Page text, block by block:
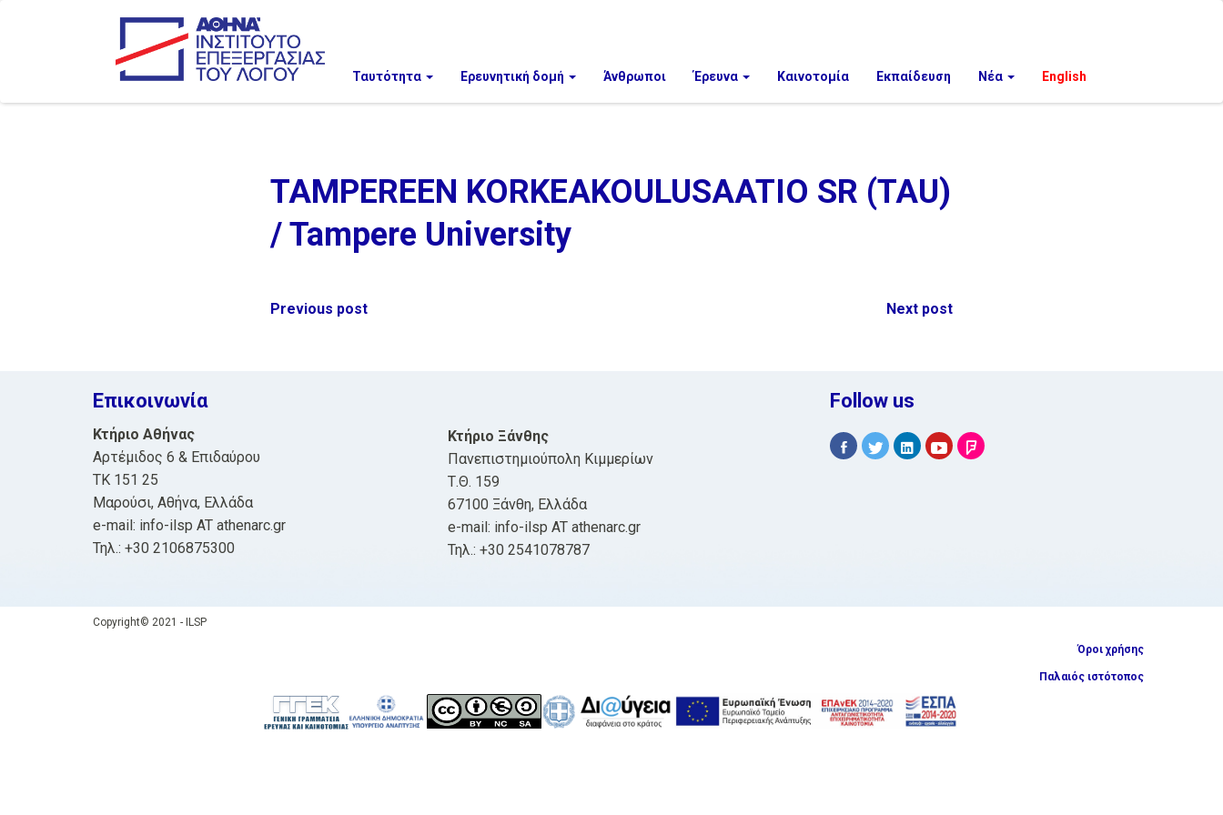
Ταυτότητα Ερευνητική δομή Άνθρωποι Έρευνα Καινοτομία Εκπαίδευση Νέα English
TAMPEREEN KORKEAKOULUSAATIO SR (TAU)
/ Tampere University
Post
Previous post Next post
Επικοινωνία
Κτήριο Αθήνας
Αρτέμιδος 6 & Επιδαύρου
ΤΚ 151 25
Μαρούσι, Αθήνα, Ελλάδα
e-mail: info-ilsp AT athenarc.gr
Τηλ.: +30 2106875300
Κτήριο Ξάνθης
Πανεπιστημιούπολη Κιμμερίων
Τ.Θ. 159
67100 Ξάνθη, Ελλάδα
e-mail: info-ilsp AT athenarc.gr
Τηλ.: +30 2541078787
Follow us
Copyright© 2021 - ILSP
Όροι χρήσης
Παλαιός ιστότοπος